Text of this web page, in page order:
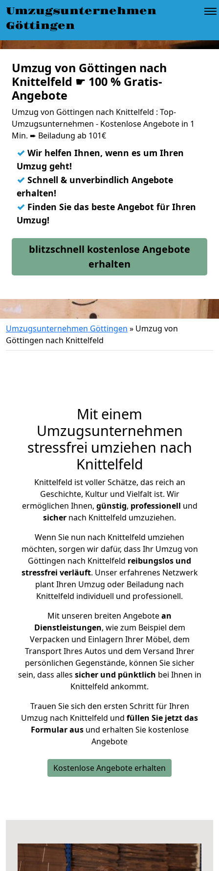
Umzugsunternehmen
Göttingen
Umzug von Göttingen nach
Knittelfeld ☛ 100 % Gratis-
Angebote
Umzug von Göttingen nach Knittelfeld : Top-
Umzugsunternehmen - Kostenlose Angebote in 1
Min. ➨ Beiladung ab 101€
✓ Wir helfen Ihnen, wenn es um Ihren
Umzug geht!
✓ Schnell & unverbindlich Angebote
erhalten!
✓ Finden Sie das beste Angebot für Ihren
Umzug!
blitzschnell kostenlose Angebote
erhalten
Umzugsunternehmen Göttingen » Umzug von
Göttingen nach Knittelfeld
Mit einem
Umzugsunternehmen
stressfrei umziehen nach
Knittelfeld
Knittelfeld ist voller Schätze, das reich an
Geschichte, Kultur und Vielfalt ist. Wir
ermöglichen Ihnen, günstig, professionell und
sicher nach Knittelfeld umzuziehen.
Wenn Sie nun nach Knittelfeld umziehen
möchten, sorgen wir dafür, dass Ihr Umzug von
Göttingen nach Knittelfeld reibungslos und
stressfrei verläuft. Unser erfahrenes Netzwerk
plant Ihren Umzug oder Beiladung nach
Knittelfeld individuell und professionell.
Mit unseren breiten Angebotean
Dienstleistungen, wie zum Beispiel dem
Verpacken und Einlagern Ihrer Möbel, dem
Transport Ihres Autos und dem Versand Ihrer
persönlichen Gegenstände, können Sie sicher
sein, dass alles sicher und pünktlich bei Ihnen in
Knittelfeld ankommt.
Trauen Sie sich den ersten Schritt für Ihren
Umzug nach Knittelfeld und füllen Sie jetzt das
Formular ausund erhalten Sie kostenlose
Angebote
Kostenlose Angebote erhalten